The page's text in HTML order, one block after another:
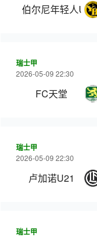
伯尔尼年轻人U21
瑞士甲
2026-05-09 22:30
FC天堂
瑞士甲
2026-05-09 22:30
卢加诺U21
瑞士甲